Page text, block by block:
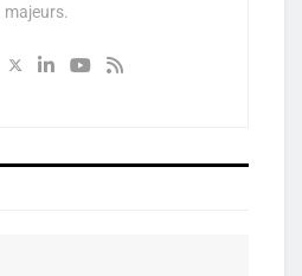
majeurs.